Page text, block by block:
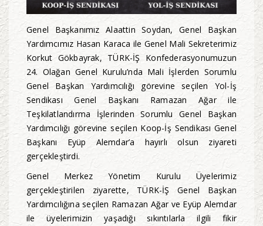
Genel Başkanımız Alaattin Soydan, Genel Başkan
Yardımcımız Hasan Karaca ile Genel Mali Sekreterimiz
Korkut Gökbayrak, TÜRK-İŞ Konfederasyonumuzun
24. Olağan Genel Kurulu’nda Mali İşlerden Sorumlu
Genel Başkan Yardımcılığı görevine seçilen Yol-İş
Sendikası Genel Başkanı Ramazan Ağar ile
Teşkilatlandırma İşlerinden Sorumlu Genel Başkan
Yardımcılığı görevine seçilen Koop-İş Sendikası Genel
Başkanı Eyüp Alemdar’a hayırlı olsun ziyareti
gerçekleştirdi.
Genel Merkez Yönetim Kurulu Üyelerimiz
gerçekleştirilen ziyarette, TÜRK-İŞ Genel Başkan
Yardımcılığına seçilen Ramazan Ağar ve Eyüp Alemdar
ile üyelerimizin yaşadığı sıkıntılarla ilgili fikir